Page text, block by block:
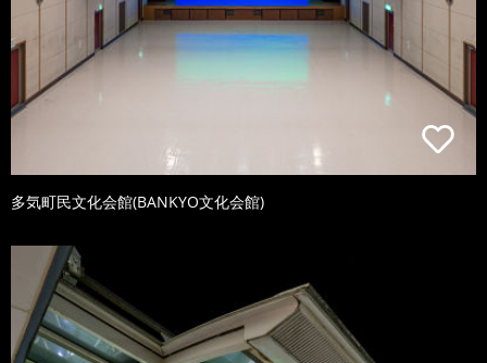
多気町民文化会館(BANKYO文化会館)